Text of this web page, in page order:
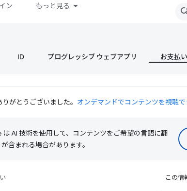
ン もっと見る
ID プログレッシブ ウェブアプリ お支払い
がとうございました。 オンデマンドでコンテンツを視聴で
は AI 技術を使用して、コンテンツをご希望の言語に翻
含まれる場合があります。
この情